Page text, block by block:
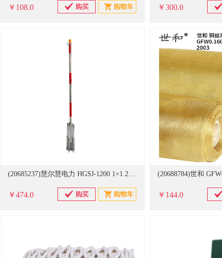
￥108.0 ￥300.0
(20685237)慧尔慧电力 HGSJ-1200 1×1.2m 不锈钢伞式支架 红色(单位：个)
￥474.0 ￥144.0